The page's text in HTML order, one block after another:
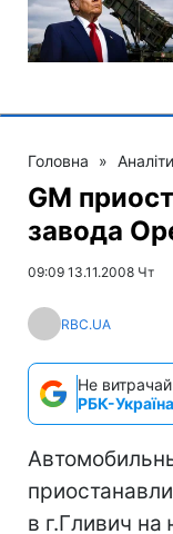
Головна »
GM
завода
09:09 13.11.2008 Чт
RBC.UA
Не
РБК-
в г.Гливич